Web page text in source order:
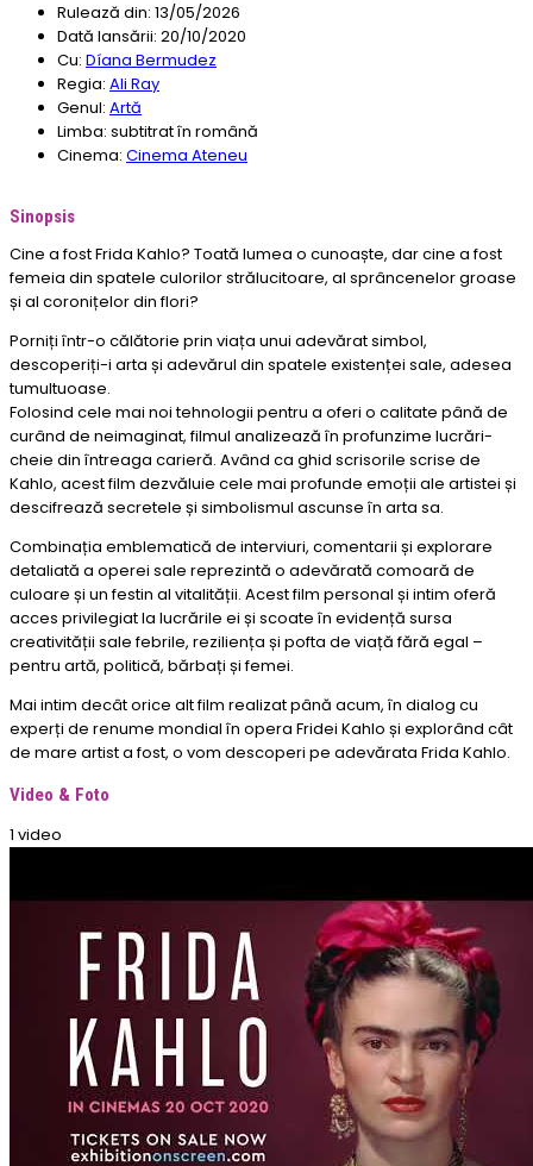
Rulează din: 13/05/2026
Dată lansării: 20/10/2020
Cu: Díana Bermudez
Regia: Ali Ray
Genul: Artă
Limba: subtitrat în română
Cinema: Cinema Ateneu
Sinopsis
Cine a fost Frida Kahlo? Toată lumea o cunoaște, dar cine a fost
femeia din spatele culorilor strălucitoare, al sprâncenelor groase
și al coronițelor din flori?
Porniți într-o călătorie prin viața unui adevărat simbol,
descoperiți-i arta și adevărul din spatele existenței sale, adesea
tumultuoase.
Folosind cele mai noi tehnologii pentru a oferi o calitate până de
curând de neimaginat, filmul analizează în profunzime lucrări-
cheie din întreaga carieră. Având ca ghid scrisorile scrise de
Kahlo, acest film dezvăluie cele mai profunde emoții ale artistei și
descifrează secretele și simbolismul ascunse în arta sa.
Combinația emblematică de interviuri, comentarii și explorare
detaliată a operei sale reprezintă o adevărată comoară de
culoare și un festin al vitalității. Acest film personal și intim oferă
acces privilegiat la lucrările ei și scoate în evidență sursa
creativității sale febrile, reziliența și pofta de viață fără egal –
pentru artă, politică, bărbați și femei.
Mai intim decât orice alt film realizat până acum, în dialog cu
experți de renume mondial în opera Fridei Kahlo și explorând cât
de mare artist a fost, o vom descoperi pe adevărata Frida Kahlo.
Video & Foto
1 video